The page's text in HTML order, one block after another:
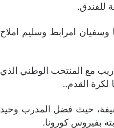
للفندق.
امرابط وسليم املاح
مع المنتخب الوطني الذي
لكرة القدم..
حيث فضل المدرب وحيد
بفيروس كورونا.